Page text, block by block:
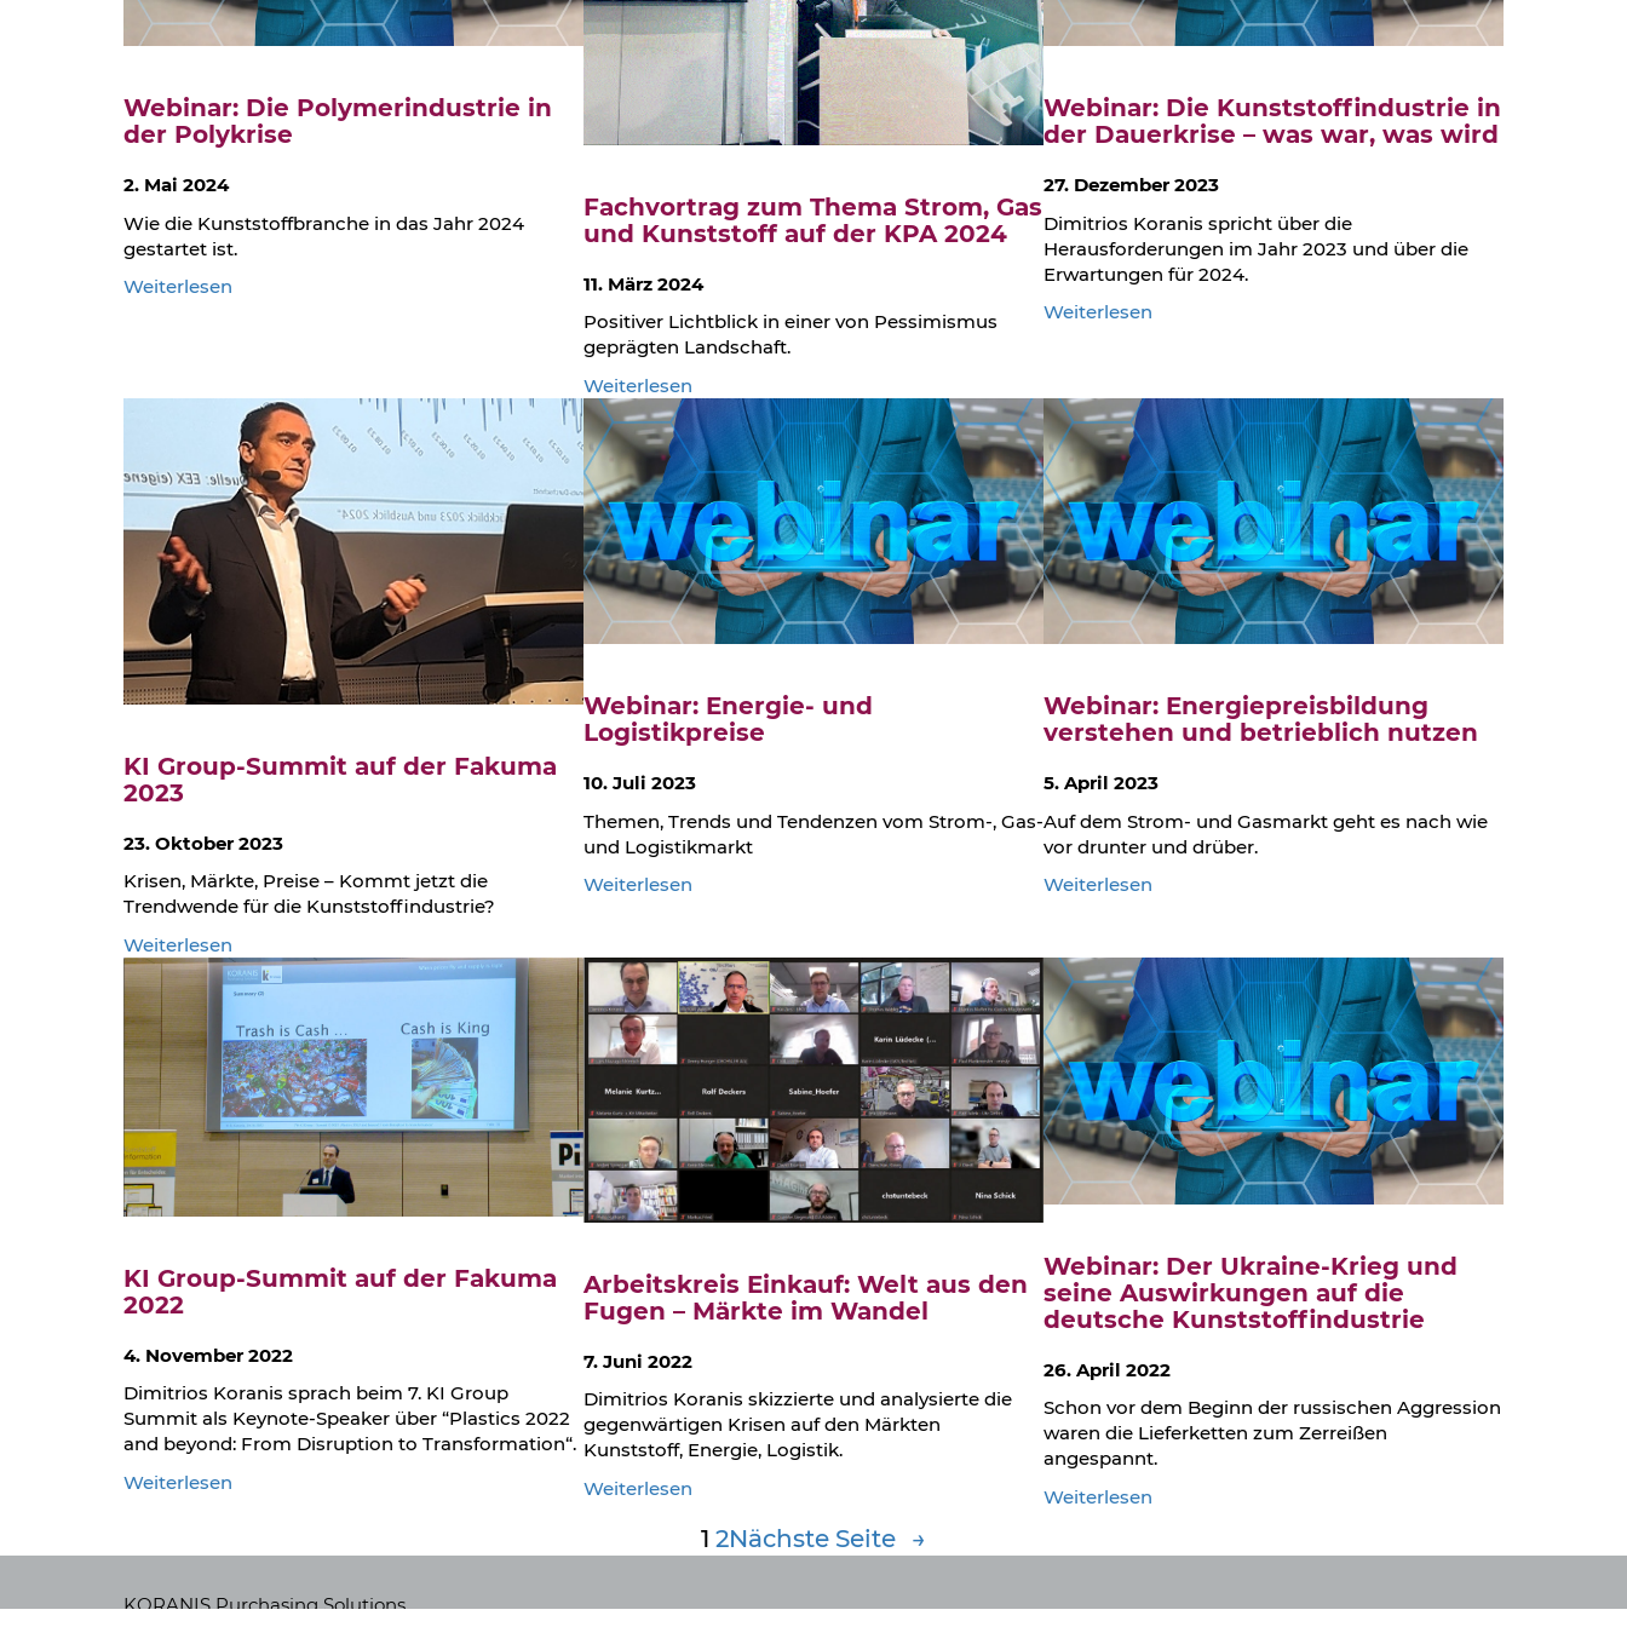
Webinar: Die Polymerindustrie in
der Polykrise
2. Mai 2024
Wie die Kunststoffbranche in das Jahr 2024
gestartet ist.
Weiterlesen
der
Polykrise
Fachvortrag zum Thema Strom, Gas
und Kunststoff auf der KPA 2024
11. März 2024
Positiver Lichtblick in einer von Pessimismus
geprägten Landschaft.
Weiterlesen
Fachvortrag
zum
Thema
Strom,
Gas
und
Kunststoff
auf
der
KPA
Webinar: Die Kunststoffindustrie in
der Dauerkrise – was war, was wird
27. Dezember 2023
Dimitrios Koranis spricht über die
Herausforderungen im Jahr 2023 und über die
Erwartungen für 2024.
Weiterlesen
in
der
Dauerkrise
–
was
war,
was
wird
KI Group-Summit auf der Fakuma
2023
23. Oktober 2023
Krisen, Märkte, Preise – Kommt jetzt die
Trendwende für die Kunststoffindustrie?
Weiterlesen
KI
Group-
Summit
auf
der
Fakuma
2023
Webinar: Energie- und
Logistikpreise
10. Juli 2023
Themen, Trends und Tendenzen vom Strom-, Gas-
und Logistikmarkt
Weiterlesen
und
Logistikpreise
Webinar: Energiepreisbildung
verstehen und betrieblich nutzen
5. April 2023
Auf dem Strom- und Gasmarkt geht es nach wie
vor drunter und drüber.
Weiterlesen
verstehen
und
betrieblich
nutzen
KI Group-Summit auf der Fakuma
2022
4. November 2022
Dimitrios Koranis sprach beim 7. KI Group
Summit als Keynote-Speaker über “Plastics 2022
and beyond: From Disruption to Transformation“.
Weiterlesen
Summit
der
Arbeitskreis Einkauf: Welt aus den
Fugen – Märkte im Wandel
7. Juni 2022
Dimitrios Koranis skizzierte und analysierte die
gegenwärtigen Krisen auf den Märkten
Kunststoff, Energie, Logistik.
Weiterlesen
Einkauf:
Welt
den
Webinar: Der Ukraine-Krieg und
seine Auswirkungen auf die
deutsche Kunststoffindustrie
26. April 2022
Schon vor dem Beginn der russischen Aggression
waren die Lieferketten zum Zerreißen
angespannt.
Weiterlesen
1 2Nächste Seite →
KORANIS Purchasing Solutions